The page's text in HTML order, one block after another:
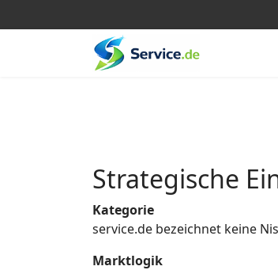
Strategische
Kategorie
service.de bezeichnet keine
Marktlogik